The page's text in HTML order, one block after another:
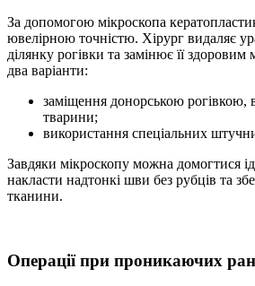
За допомогою мікроскопа
ювелірною точністю. Хірург видаляє
ділянку рогівки та замінює її
два варіанти:
заміщення донорською рогівкою,
тварини;
використання спеціальних
Завдяки мікроскопу можна домогтися
накласти надтонкі шви без рубців та
тканини.
Операції при проникаючих